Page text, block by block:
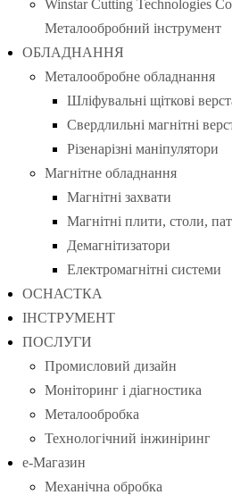
Winstar Cutting Technologies
Металообробний інструмент
ОБЛАДНАННЯ
Металообробне обладнання
Шліфувальні щіткові
Свердлильні магнітні
Різенарізні маніпулятори
Магнітне обладнання
Магнітні захвати
Магнітні плити, столи,
Демагнітизатори
Електромагнітні системи
ОСНАСТКА
ІНСТРУМЕНТ
ПОСЛУГИ
Промисловий дизайн
Моніторинг і діагностика
Металообробка
Технологічний інжиніринг
е-Магазин
Механічна обробка